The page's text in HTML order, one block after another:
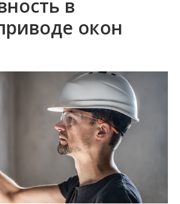
в
окон